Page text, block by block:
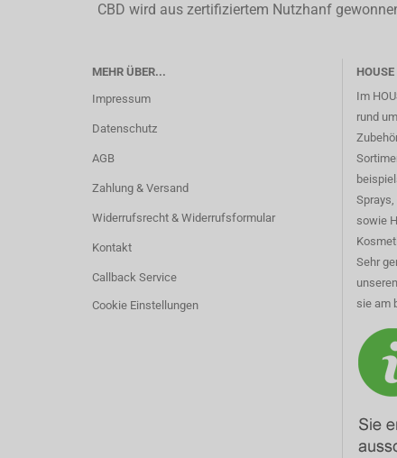
CBD wird aus zertifiziertem Nutzhanf
MEHR ÜBER...
Impressum
Datenschutz
AGB
Zahlung & Versand
Widerrufsrecht & Widerrufsformular
Kontakt
Callback Service
Cookie Einstellungen
Im
rund
Sprays,
sowie
Sehr
sie am